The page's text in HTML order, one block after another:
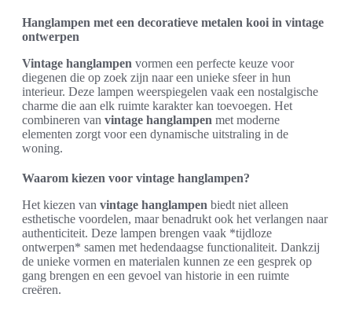
Hanglampen met een decoratieve metalen kooi in vintage
ontwerpen
Vintage hanglampen vormen een perfecte keuze voor
diegenen die op zoek zijn naar een unieke sfeer in hun
interieur. Deze lampen weerspiegelen vaak een nostalgische
charme die aan elk ruimte karakter kan toevoegen. Het
combineren van vintage hanglampen met moderne
elementen zorgt voor een dynamische uitstraling in de
woning.
Waarom kiezen voor vintage hanglampen?
Het kiezen van vintage hanglampen biedt niet alleen
esthetische voordelen, maar benadrukt ook het verlangen naar
authenticiteit. Deze lampen brengen vaak *tijdloze
ontwerpen* samen met hedendaagse functionaliteit. Dankzij
de unieke vormen en materialen kunnen ze een gesprek op
gang brengen en een gevoel van historie in een ruimte
creëren.